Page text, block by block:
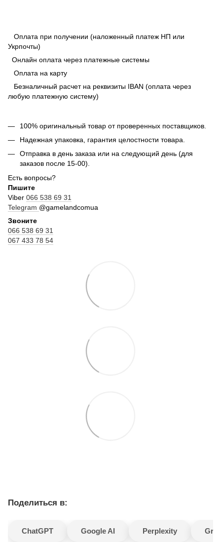
Оплата при получении (наложенный платеж НП или
Укрпочты)
Онлайн оплата через платежные системы
Оплата на карту
Безналичный расчет на реквизиты IBAN (оплата через
любую платежную систему)
100% оригинальный товар от проверенных поставщиков.
Надежная упаковка, гарантия целостности товара.
Отправка в день заказа или на следующий день (для
заказов после 15-00).
Есть вопросы?
Пишите
Viber 066 538 69 31
Telegram @gamelandcomua
Звоните
066 538 69 31
067 433 78 54
Поделиться в:
ChatGPT Google AI Perplexity